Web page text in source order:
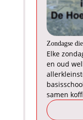
Zondagse
Elke
en oud
samen